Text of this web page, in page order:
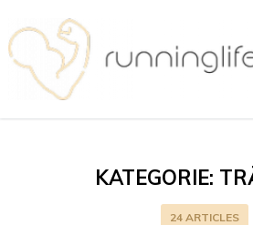
KATEGORIE:
24 ARTICLES